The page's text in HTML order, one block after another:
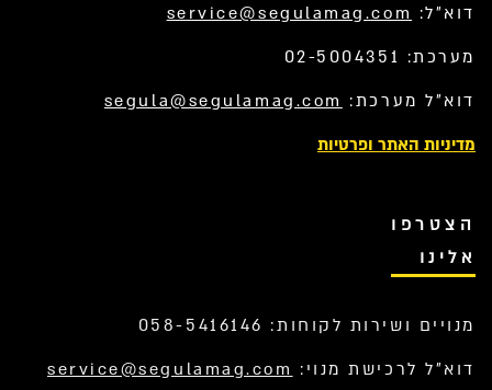
דוא”ל: service@segulamag.com
מערכת: 02-5004351
דוא”ל מערכת: segula@segulamag.com
מדיניות האתר ופרטיות
הצטרפו
אלינו
מנויים ושירות לקוחות: 058-5416146
דוא”ל לרכישת מנוי: service@segulamag.com